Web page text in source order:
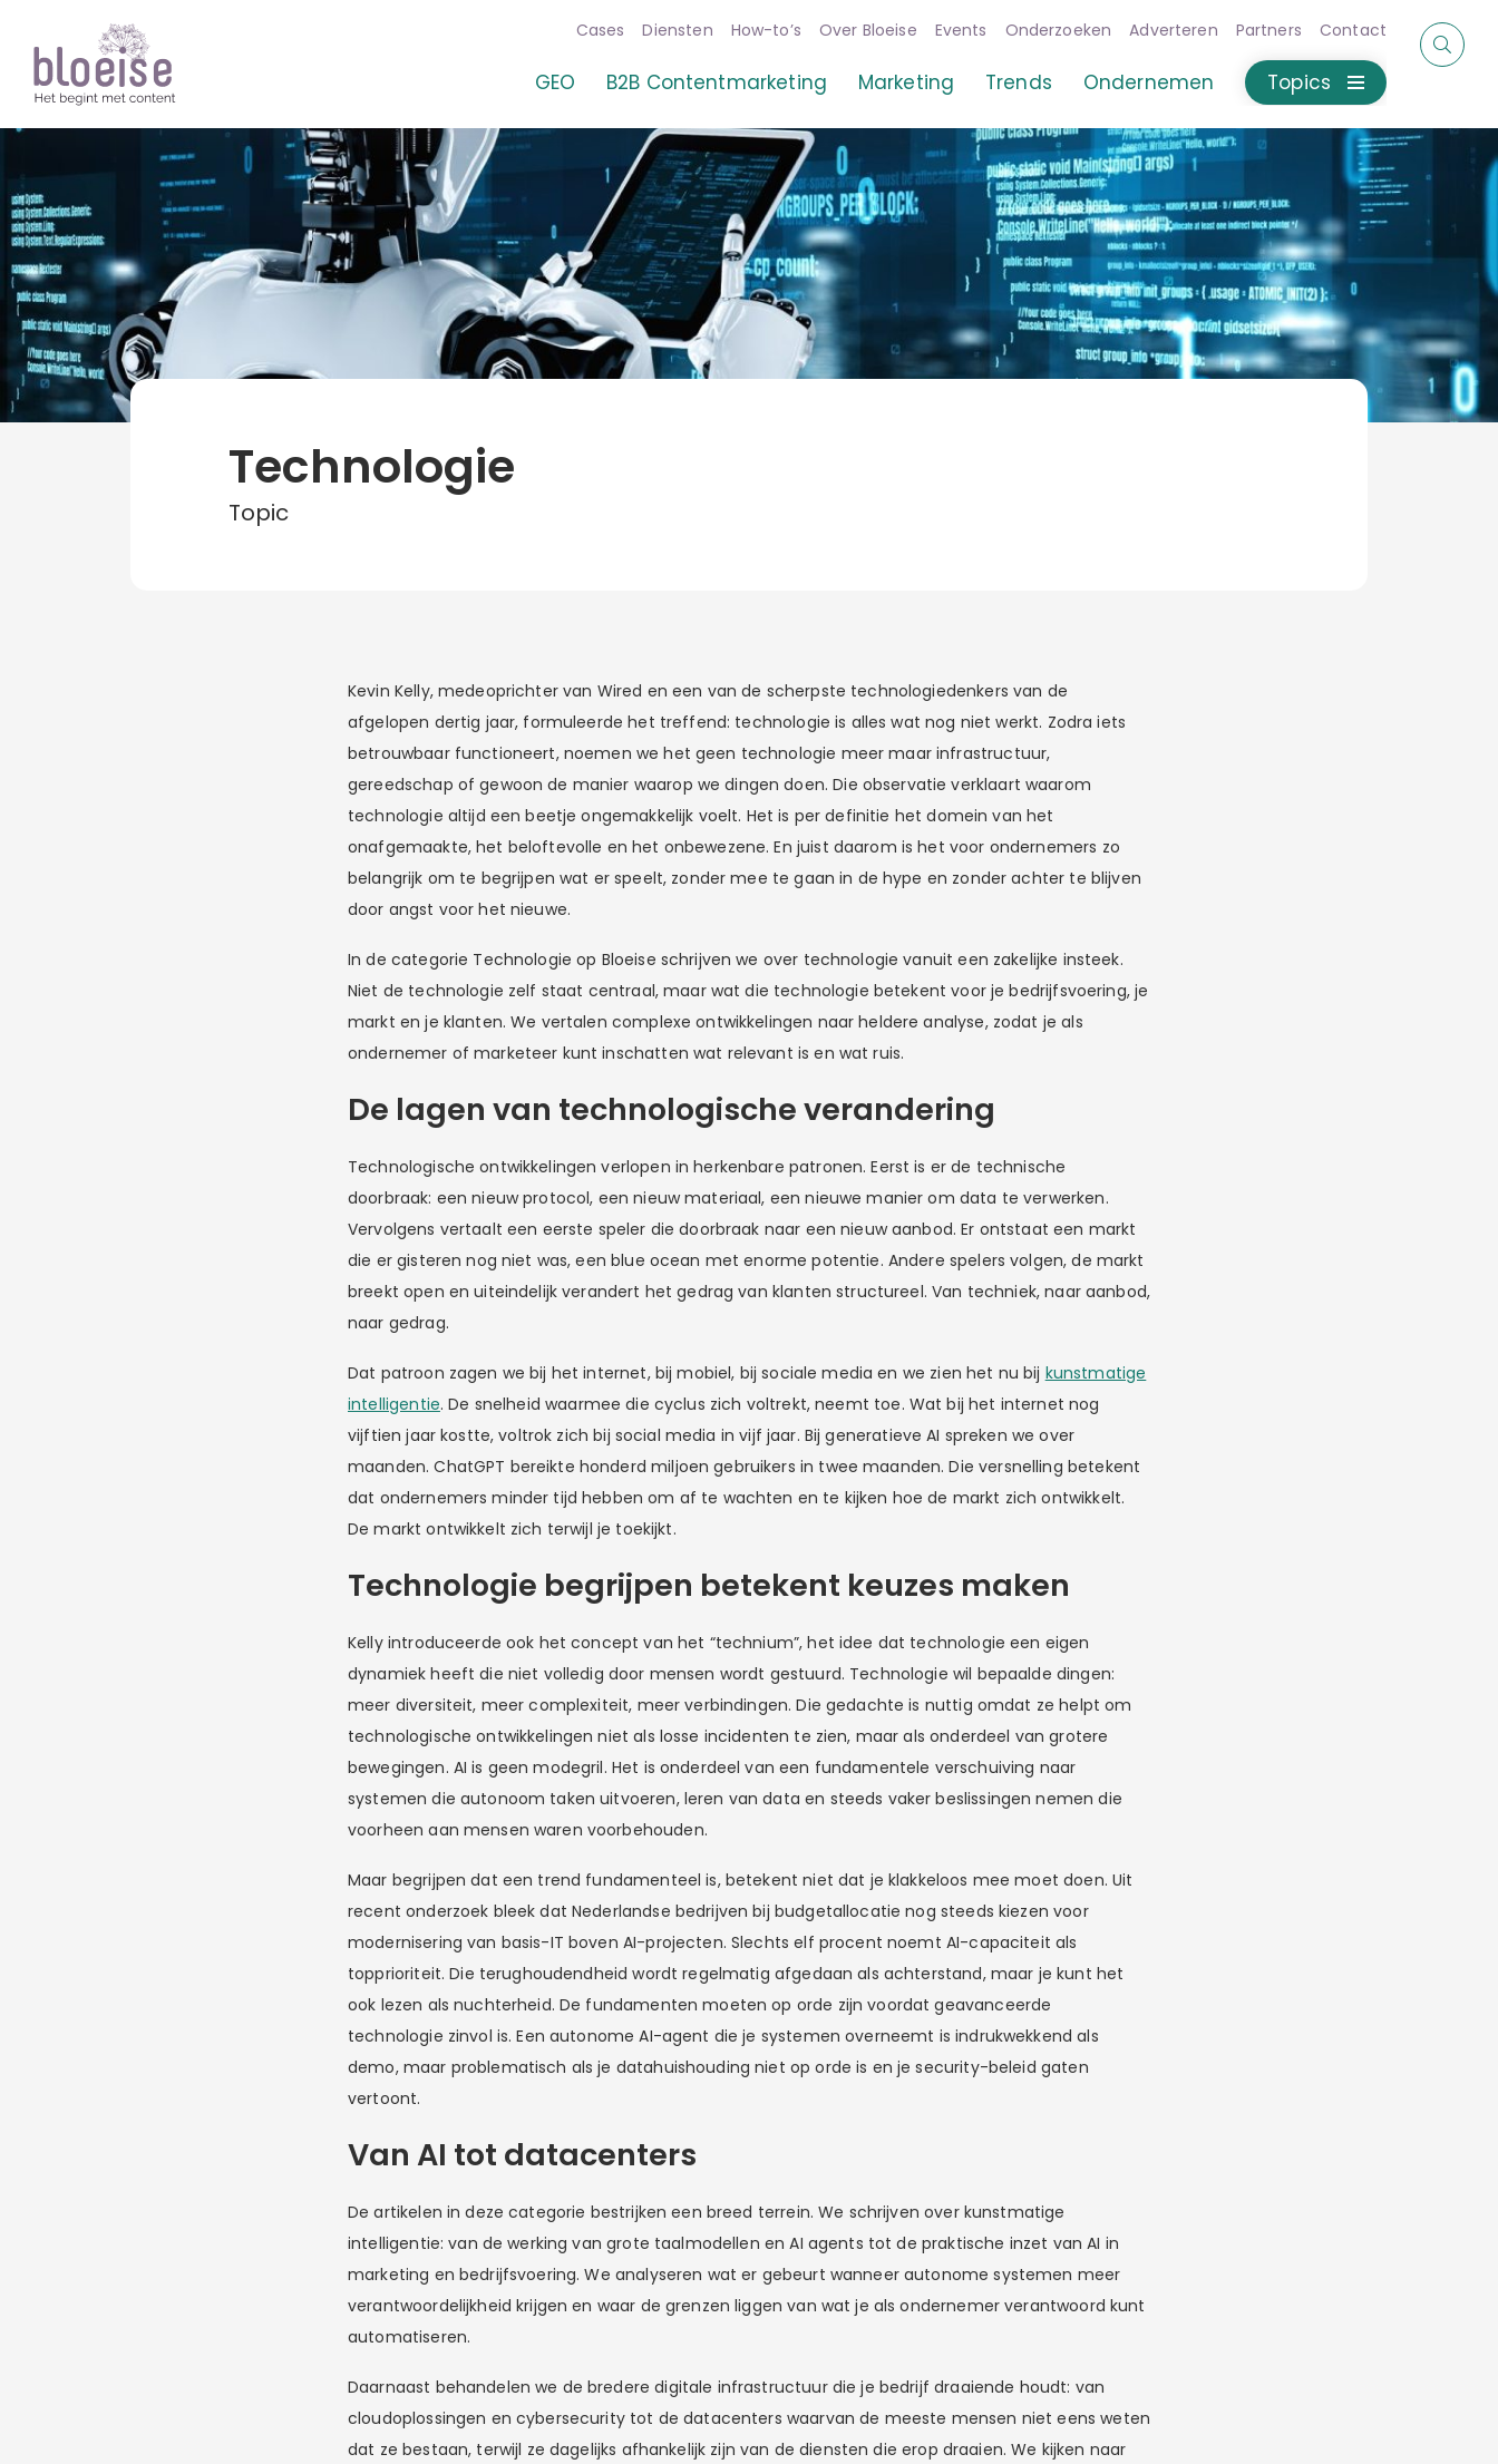
Artikelen
Cases Diensten How-to’s Over Bloeise Events Onderzoeken Adverteren Partners Contact
GEO B2B Contentmarketing Marketing Trends Ondernemen Topics
Technologie
Topic
Kevin Kelly, medeoprichter van Wired en een van de scherpste technologiedenkers van de
afgelopen dertig jaar, formuleerde het treffend: technologie is alles wat nog niet werkt. Zodra iets
betrouwbaar functioneert, noemen we het geen technologie meer maar infrastructuur,
gereedschap of gewoon de manier waarop we dingen doen. Die observatie verklaart waarom
technologie altijd een beetje ongemakkelijk voelt. Het is per definitie het domein van het
onafgemaakte, het beloftevolle en het onbewezene. En juist daarom is het voor ondernemers zo
belangrijk om te begrijpen wat er speelt, zonder mee te gaan in de hype en zonder achter te blijven
door angst voor het nieuwe.
In de categorie Technologie op Bloeise schrijven we over technologie vanuit een zakelijke insteek.
Niet de technologie zelf staat centraal, maar wat die technologie betekent voor je bedrijfsvoering, je
markt en je klanten. We vertalen complexe ontwikkelingen naar heldere analyse, zodat je als
ondernemer of marketeer kunt inschatten wat relevant is en wat ruis.
De lagen van technologische verandering
Technologische ontwikkelingen verlopen in herkenbare patronen. Eerst is er de technische
doorbraak: een nieuw protocol, een nieuw materiaal, een nieuwe manier om data te verwerken.
Vervolgens vertaalt een eerste speler die doorbraak naar een nieuw aanbod. Er ontstaat een markt
die er gisteren nog niet was, een blue ocean met enorme potentie. Andere spelers volgen, de markt
breekt open en uiteindelijk verandert het gedrag van klanten structureel. Van techniek, naar aanbod,
naar gedrag.
Dat patroon zagen we bij het internet, bij mobiel, bij sociale media en we zien het nu bij kunstmatige
intelligentie. De snelheid waarmee die cyclus zich voltrekt, neemt toe. Wat bij het internet nog
vijftien jaar kostte, voltrok zich bij social media in vijf jaar. Bij generatieve AI spreken we over
maanden. ChatGPT bereikte honderd miljoen gebruikers in twee maanden. Die versnelling betekent
dat ondernemers minder tijd hebben om af te wachten en te kijken hoe de markt zich ontwikkelt.
De markt ontwikkelt zich terwijl je toekijkt.
Technologie begrijpen betekent keuzes maken
Kelly introduceerde ook het concept van het “technium”, het idee dat technologie een eigen
dynamiek heeft die niet volledig door mensen wordt gestuurd. Technologie wil bepaalde dingen:
meer diversiteit, meer complexiteit, meer verbindingen. Die gedachte is nuttig omdat ze helpt om
technologische ontwikkelingen niet als losse incidenten te zien, maar als onderdeel van grotere
bewegingen. AI is geen modegril. Het is onderdeel van een fundamentele verschuiving naar
systemen die autonoom taken uitvoeren, leren van data en steeds vaker beslissingen nemen die
voorheen aan mensen waren voorbehouden.
Maar begrijpen dat een trend fundamenteel is, betekent niet dat je klakkeloos mee moet doen. Uit
recent onderzoek bleek dat Nederlandse bedrijven bij budgetallocatie nog steeds kiezen voor
modernisering van basis-IT boven AI-projecten. Slechts elf procent noemt AI-capaciteit als
topprioriteit. Die terughoudendheid wordt regelmatig afgedaan als achterstand, maar je kunt het
ook lezen als nuchterheid. De fundamenten moeten op orde zijn voordat geavanceerde
technologie zinvol is. Een autonome AI-agent die je systemen overneemt is indrukwekkend als
demo, maar problematisch als je datahuishouding niet op orde is en je security-beleid gaten
vertoont.
Van AI tot datacenters
De artikelen in deze categorie bestrijken een breed terrein. We schrijven over kunstmatige
intelligentie: van de werking van grote taalmodellen en AI agents tot de praktische inzet van AI in
marketing en bedrijfsvoering. We analyseren wat er gebeurt wanneer autonome systemen meer
verantwoordelijkheid krijgen en waar de grenzen liggen van wat je als ondernemer verantwoord kunt
automatiseren.
Daarnaast behandelen we de bredere digitale infrastructuur die je bedrijf draaiende houdt: van
cloudoplossingen en cybersecurity tot de datacenters waarvan de meeste mensen niet eens weten
dat ze bestaan, terwijl ze dagelijks afhankelijk zijn van de diensten die erop draaien. We kijken naar